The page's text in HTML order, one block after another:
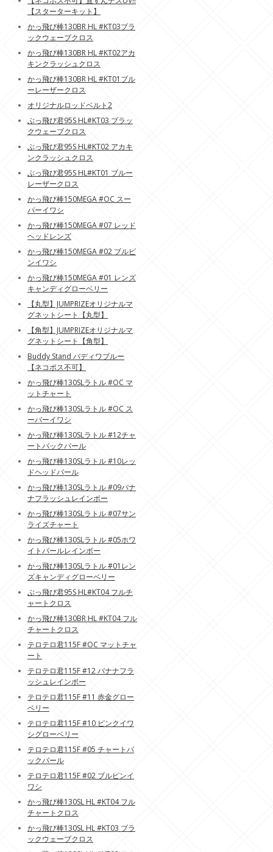
【スターターキット】
かっ飛び棒130BR HL #KT03ブラ
ックウェーブクロス
かっ飛び棒130BR HL #KT02アカ
キンクラッシュクロス
かっ飛び棒130BR HL #KT01ブル
ーレーザークロス
オリジナルロッドベルト2
ぶっ飛び君95S HL#KT03 ブラッ
クウェーブクロス
ぶっ飛び君95S HL#KT02 アカキ
ンクラッシュクロス
ぶっ飛び君95S HL#KT01 ブルー
レーザークロス
かっ飛び棒150MEGA #OC スー
パーイワシ
かっ飛び棒150MEGA #07 レッド
ヘッドレンズ
かっ飛び棒150MEGA #02 ブルピ
ンイワシ
かっ飛び棒150MEGA #01 レンズ
キャンディグローベリー
【丸型】JUMPRIZEオリジナルマ
グネットシート【丸型】
【角型】JUMPRIZEオリジナルマ
グネットシート【角型】
Buddy Stand バディワブルー
【ネコポス不可】
かっ飛び棒130SLラトル #OC マ
ットチャート
かっ飛び棒130SLラトル #OC ス
ーパーイワシ
かっ飛び棒130SLラトル #12チャ
ートバックパール
かっ飛び棒130SLラトル #10レッ
ドヘッドパール
かっ飛び棒130SLラトル #09バナ
ナフラッシュレインボー
かっ飛び棒130SLラトル #07サン
ライズチャート
かっ飛び棒130SLラトル #05ホワ
イトパールレインボー
かっ飛び棒130SLラトル #01レン
ズキャンディグローベリー
ぶっ飛び君95S HL#KT04 フルチ
ャートクロス
かっ飛び棒130BR HL #KT04 フル
チャートクロス
テロテロ君115F #OC マットチャ
ート
テロテロ君115F #12 バナナフラ
ッシュレインボー
テロテロ君115F #11 赤金グロー
ベリー
テロテロ君115F #10 ピンクイワ
シグローベリー
テロテロ君115F #05 チャートバ
ックパール
テロテロ君115F #02 ブルピンイ
ワシ
かっ飛び棒130SL HL #KT04 フル
チャートクロス
かっ飛び棒130SL HL #KT03 ブラ
ックウェーブクロス